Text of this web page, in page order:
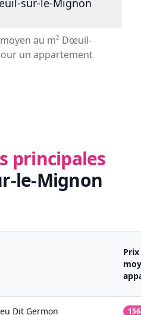
sur-le-Mignon
au m² Dœuil-
un appartement
principales
le-Mignon
Dit Germon